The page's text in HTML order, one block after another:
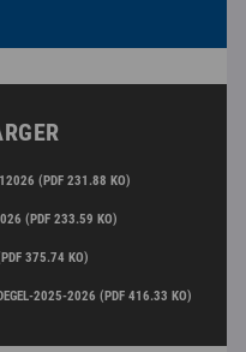
(PDF 231.88 KO)
(PDF 233.59 KO)
375.74 KO)
2025-2026 (PDF 416.33 KO)